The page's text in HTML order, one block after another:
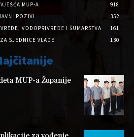
MUP-A
918
POZIVI
352
VODOPRIVREDE I ŠUMARSTVA
161
SJEDNICE VLADE
130
MUP-a Županije